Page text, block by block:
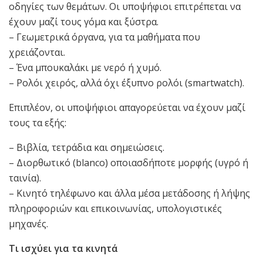
οδηγίες των θεμάτων. Οι υποψήφιοι επιτρέπεται να
έχουν μαζί τους γόμα και ξύστρα.
– Γεωμετρικά όργανα, για τα μαθήματα που
χρειάζονται.
– Ένα μπουκαλάκι με νερό ή χυμό.
– Ρολόι χειρός, αλλά όχι έξυπνο ρολόι (smartwatch).
Επιπλέον, οι υποψήφιοι απαγορεύεται να έχουν μαζί
τους τα εξής:
– Βιβλία, τετράδια και σημειώσεις.
– Διορθωτικό (blanco) οποιασδήποτε μορφής (υγρό ή
ταινία).
– Κινητό τηλέφωνο και άλλα μέσα μετάδοσης ή λήψης
πληροφοριών και επικοινωνίας, υπολογιστικές
μηχανές.
Τι ισχύει για τα κινητά